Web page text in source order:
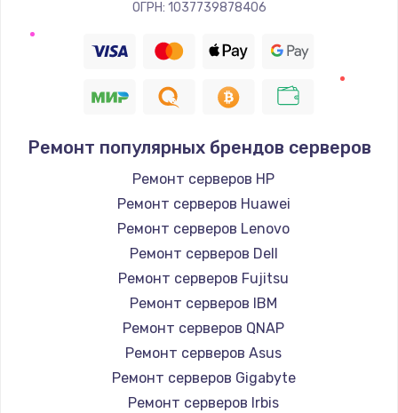
ОГРН: 1037739878406
Ремонт популярных брендов серверов
Ремонт серверов HP
Ремонт серверов Huawei
Ремонт серверов Lenovo
Ремонт серверов Dell
Ремонт серверов Fujitsu
Ремонт серверов IBM
Ремонт серверов QNAP
Ремонт серверов Asus
Ремонт серверов Gigabyte
Ремонт серверов Irbis